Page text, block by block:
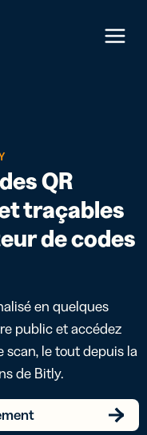
Menu
QR
traçables
de codes
en quelques
public et accédez
scan, le tout depuis la
de Bitly.